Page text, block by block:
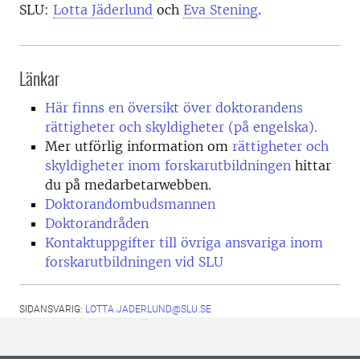
SLU: Lotta Jäderlund och Eva Stening.
Länkar
Här finns en översikt över doktorandens
rättigheter och skyldigheter (på engelska).
Mer utförlig information om rättigheter och
skyldigheter inom forskarutbildningen hittar
du på medarbetarwebben.
Doktorandombudsmannen
Doktorandråden
Kontaktuppgifter till övriga ansvariga inom
forskarutbildningen vid SLU
SIDANSVARIG: LOTTA.JADERLUND@SLU.SE